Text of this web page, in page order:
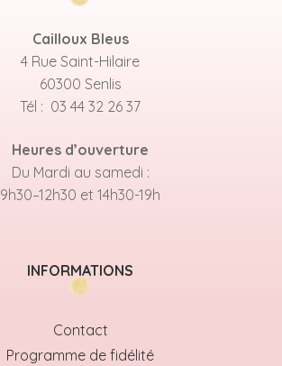
Cailloux Bleus
4 Rue Saint-Hilaire
60300 Senlis
Tél : 03 44 32 26 37
Heures d’ouverture
Du Mardi au samedi :
9h30–12h30 et 14h30-19h
INFORMATIONS
Contact
Programme de fidélité